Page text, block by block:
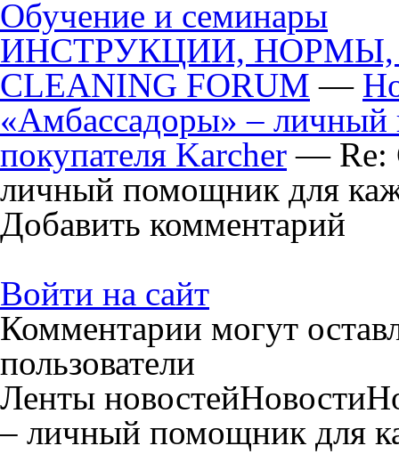
Обучение и семинары
ИНСТРУКЦИИ,
CLEANING FORUM —
«Амбассадоры» –
покупателя Karcher — Re:
личный помощник для
Добавить комментарий
Войти на сайт
Комментарии могут
пользователи
Ленты
– личный помощник для